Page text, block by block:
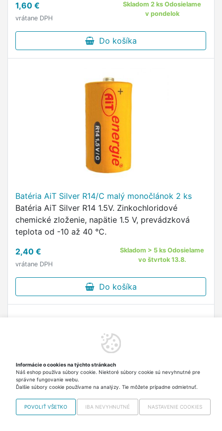
1,60 €
vrátane DPH
Skladom 2 ks Odosielame
v pondelok
Do košíka
Batéria AiT Silver R14/C malý monočlánok 2 ks
Batéria AiT Silver R14 1.5V. Zinkochloridové
chemické zloženie, napätie 1.5 V, prevádzková
teplota od -10 až 40 °C.
2,40 €
vrátane DPH
Skladom > 5 ks Odosielame
vo štvrtok 13.8.
Do košíka
Informácie o cookies na týchto stránkach
Náš eshop používa súbory cookie. Niektoré súbory cookie sú nevyhnutné pre
správne fungovanie webu.
Ďalšie súbory cookie používame na analýzy. Tie môžete prípadne odmietnuť.
POVOLIŤ VŠETKO IBA NEVYHNUTNÉ NASTAVENIE COOKIES